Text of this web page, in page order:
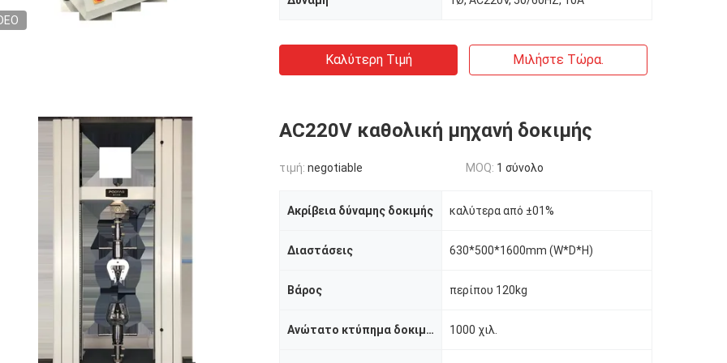
Καλύτερη Τιμή Μιλήστε Τώρα.
AC220V καθολική μηχανή δοκιμής
τιμή: negotiable MOQ: 1 σύνολο
Ακρίβεια δύναμης δοκιμής καλύτερα από ±01%
Διαστάσεις 630*500*1600mm (W*D*H)
Βάρος περίπου 120kg
Ανώτατο κτύπημα δοκιμής 1000 χιλ.